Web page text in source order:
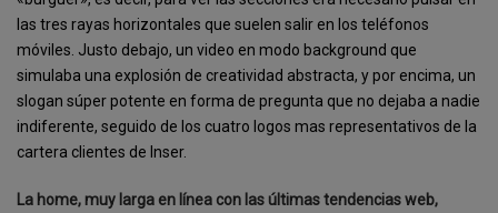
las tres rayas horizontales que suelen salir en los teléfonos
móviles. Justo debajo, un video en modo background que
simulaba una explosión de creatividad abstracta, y por encima, un
slogan súper potente en forma de pregunta que no dejaba a nadie
indiferente, seguido de los cuatro logos mas representativos de la
cartera clientes de Inser.
La home, muy larga en línea con las últimas tendencias web,